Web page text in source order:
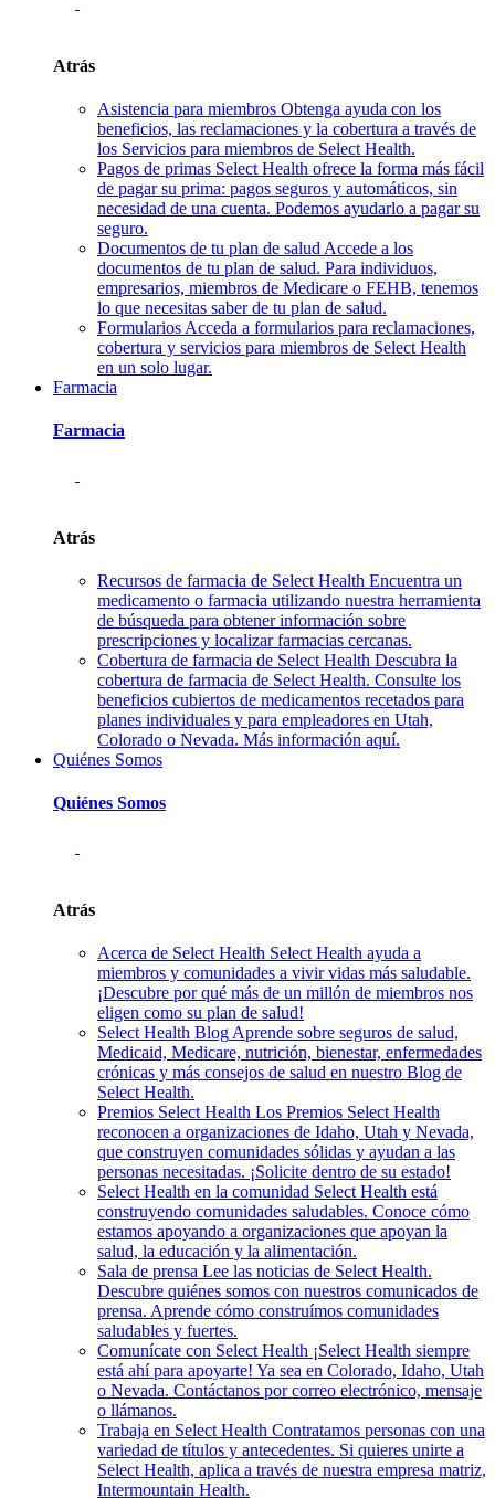
Atrás
Asistencia para miembros Obtenga ayuda con los
beneficios, las reclamaciones y la cobertura a través de
los Servicios para miembros de Select Health.
Pagos de primas Select Health ofrece la forma más fácil
de pagar su prima: pagos seguros y automáticos, sin
necesidad de una cuenta. Podemos ayudarlo a pagar su
seguro.
Documentos de tu plan de salud Accede a los
documentos de tu plan de salud. Para individuos,
empresarios, miembros de Medicare o FEHB, tenemos
lo que necesitas saber de tu plan de salud.
Formularios Acceda a formularios para reclamaciones,
cobertura y servicios para miembros de Select Health
en un solo lugar.
Farmacia
Farmacia
Atrás
Recursos de farmacia de Select Health Encuentra un
medicamento o farmacia utilizando nuestra herramienta
de búsqueda para obtener información sobre
prescripciones y localizar farmacias cercanas.
Cobertura de farmacia de Select Health Descubra la
cobertura de farmacia de Select Health. Consulte los
beneficios cubiertos de medicamentos recetados para
planes individuales y para empleadores en Utah,
Colorado o Nevada. Más información aquí.
Quiénes Somos
Quiénes Somos
Atrás
Acerca de Select Health Select Health ayuda a
miembros y comunidades a vivir vidas más saludable.
¡Descubre por qué más de un millón de miembros nos
eligen como su plan de salud!
Select Health Blog Aprende sobre seguros de salud,
Medicaid, Medicare, nutrición, bienestar, enfermedades
crónicas y más consejos de salud en nuestro Blog de
Select Health.
Premios Select Health Los Premios Select Health
reconocen a organizaciones de Idaho, Utah y Nevada,
que construyen comunidades sólidas y ayudan a las
personas necesitadas. ¡Solicite dentro de su estado!
Select Health en la comunidad Select Health está
construyendo comunidades saludables. Conoce cómo
estamos apoyando a organizaciones que apoyan la
salud, la educación y la alimentación.
Sala de prensa Lee las noticias de Select Health.
Descubre quiénes somos con nuestros comunicados de
prensa. Aprende cómo construímos comunidades
saludables y fuertes.
Comunícate con Select Health ¡Select Health siempre
está ahí para apoyarte! Ya sea en Colorado, Idaho, Utah
o Nevada. Contáctanos por correo electrónico, mensaje
o llámanos.
Trabaja en Select Health Contratamos personas con una
variedad de títulos y antecedentes. Si quieres unirte a
Select Health, aplica a través de nuestra empresa matriz,
Intermountain Health.